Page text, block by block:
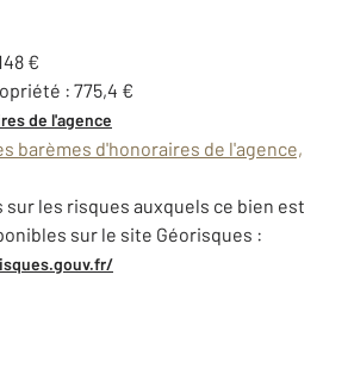
€
: 775,4 €
de l'agence
barèmes d'honoraires de l'agence,
les risques auxquels ce bien est
sur le site Géorisques :